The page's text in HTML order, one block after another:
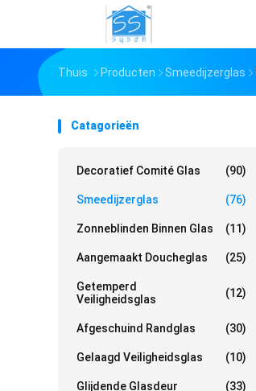
Thuis Producten Smeedijzerglas
Catagorieën
Decoratief Comité Glas (90)
Smeedijzerglas (76)
Zonneblinden Binnen Glas (11)
Aangemaakt Doucheglas (25)
Getemperd
Veiligheidsglas
(12)
Afgeschuind Randglas (30)
Gelaagd Veiligheidsglas (10)
Glijdende Glasdeur (33)